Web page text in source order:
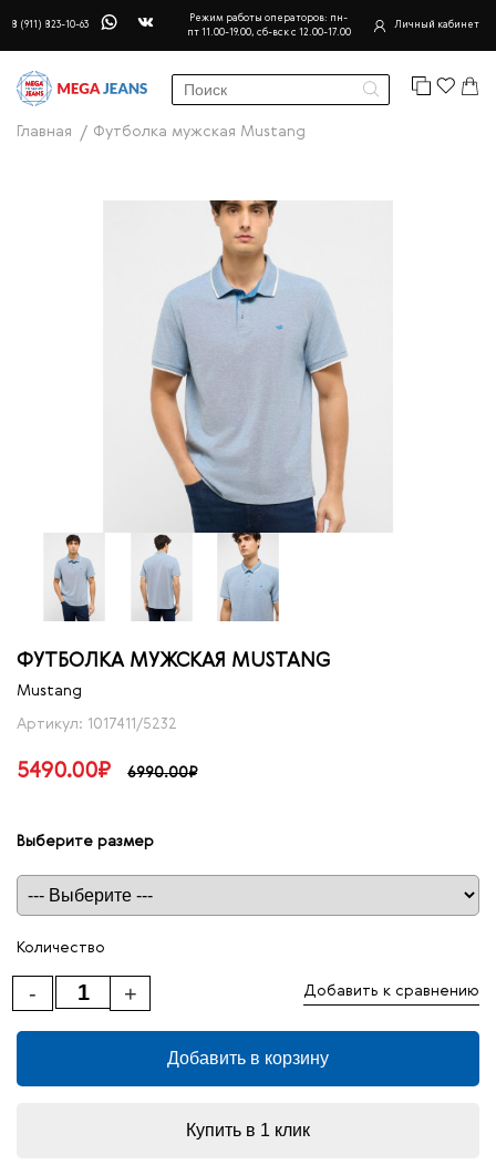
8 (911) 823-10-63
Режим работы операторов: пн-
пт 11.00-19.00, сб-вск с 12.00-17.00
Личный кабинет
Главная Футболка мужская Mustang
ФУТБОЛКА МУЖСКАЯ MUSTANG
Mustang
Артикул: 1017411/5232
5490.00₽ 6990.00₽
Выберите размер
Таблица размеров
Количество
+
- Добавить к сравнению
Добавить в корзину
Купить в 1 клик